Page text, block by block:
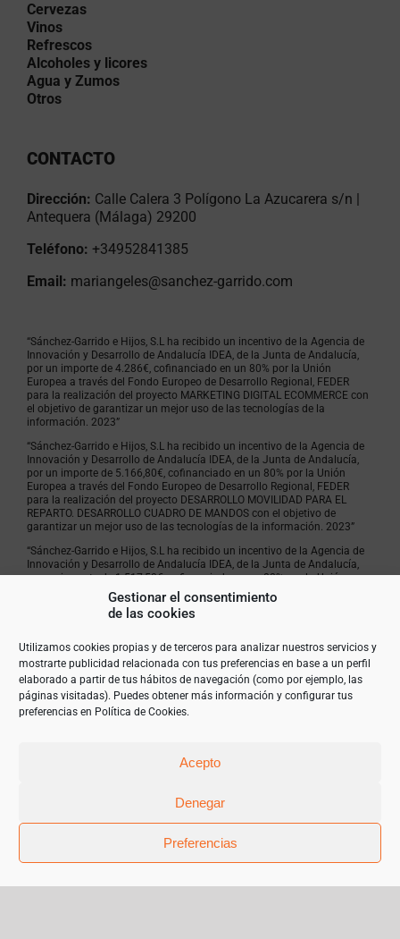
Gestionar el consentimiento
de las cookies
Utilizamos cookies propias y de terceros para analizar nuestros servicios y
mostrarte publicidad relacionada con tus preferencias en base a un perfil
elaborado a partir de tus hábitos de navegación (como por ejemplo, las
páginas visitadas). Puedes obtener más información y configurar tus
preferencias en Política de Cookies.
Acepto
Denegar
Preferencias
Cervezas
Vinos
Refrescos
Alcoholes y licores
Agua y Zumos
Otros
CONTACTO
Dirección: Calle Calera 3 Polígono La Azucarera s/n |
Antequera (Málaga) 29200
Teléfono: +34952841385
Email: mariangeles@sanchez-garrido.com
“Sánchez-Garrido e Hijos, S.L ha recibido un incentivo de la Agencia de
Innovación y Desarrollo de Andalucía IDEA, de la Junta de Andalucía,
por un importe de 4.286€, cofinanciado en un 80% por la Unión
Europea a través del Fondo Europeo de Desarrollo Regional, FEDER
para la realización del proyecto MARKETING DIGITAL ECOMMERCE con
el objetivo de garantizar un mejor uso de las tecnologías de la
información. 2023”
“Sánchez-Garrido e Hijos, S.L ha recibido un incentivo de la Agencia de
Innovación y Desarrollo de Andalucía IDEA, de la Junta de Andalucía,
por un importe de 5.166,80€, cofinanciado en un 80% por la Unión
Europea a través del Fondo Europeo de Desarrollo Regional, FEDER
para la realización del proyecto DESARROLLO MOVILIDAD PARA EL
REPARTO. DESARROLLO CUADRO DE MANDOS con el objetivo de
garantizar un mejor uso de las tecnologías de la información. 2023”
“Sánchez-Garrido e Hijos, S.L ha recibido un incentivo de la Agencia de
Innovación y Desarrollo de Andalucía IDEA, de la Junta de Andalucía,
por un importe de 1.517,50€, cofinanciado en un 80% por la Unión
Europea a través del Fondo Europeo de Desarrollo Regional, FEDER
para la realización del proyecto POTENCIACIÓN Y MEJORA
ECOMMERCE. NUEVO SERVIDOR Y OPTIMIZACIÓN ALMACENAJE con el
información. 2023”
Contacto|Proveedores|Productos|Política de privacidad|